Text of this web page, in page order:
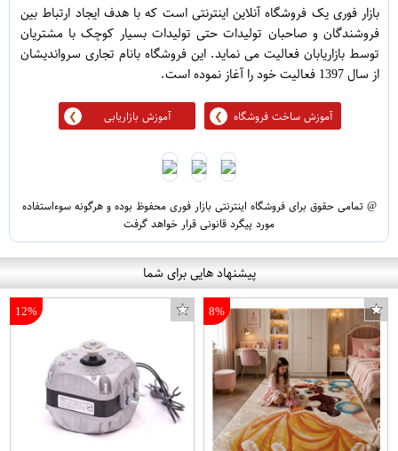
بازار فوری یک فروشگاه آنلاین اینترنتی است که با هدف ایجاد ارتباط بین
فروشندگان و صاحبان تولیدات حتی تولیدات بسیار کوچک با مشتریان
توسط بازاریابان فعالیت می نماید. این فروشگاه بانام تجاری سرواندیشان
از سال 1397 فعالیت خود را آغاز نموده است.
آموزش ساخت فروشگاه آموزش بازاریابی
@ تمامی حقوق برای فروشگاه اینترنتی بازار فوری محفوظ بوده و هرگونه سوءاستفاده
مورد پیگرد قانونی قرار خواهد گرفت
پیشنهاد هایی برای شما
8%
12%